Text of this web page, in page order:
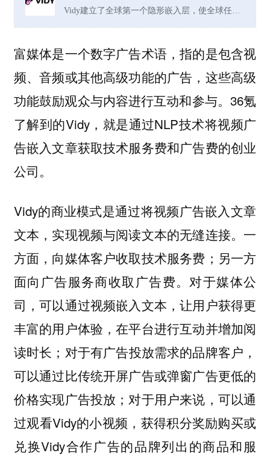
Vidy建立了全球第一个隐形嵌入层，使全球任何网站无缝对接使用，用户通过长按文字链接观看任意上线视频
富媒体是一个数字广告术语，指的是包含视
频、音频或其他高级功能的广告，这些高级
功能鼓励观众与内容进行互动和参与。36氪
了解到的Vidy，就是通过NLP技术将视频广
告嵌入文章获取技术服务费和广告费的创业
公司。
Vidy的商业模式是通过将视频广告嵌入文章
文本，实现视频与阅读文本的无缝连接。一
方面，向媒体客户收取技术服务费；另一方
面向广告服务商收取广告费。对于媒体公
司，可以通过视频嵌入文本，让用户获得更
丰富的用户体验，在平台进行互动并增加阅
读时长；对于有广告投放需求的品牌客户，
可以通过比传统开屏广告或弹窗广告更低的
价格实现广告投放；对于用户来说，可以通
过观看Vidy的小视频，获得积分奖励购买或
兑换Vidy合作广告的品牌列出的商品和服